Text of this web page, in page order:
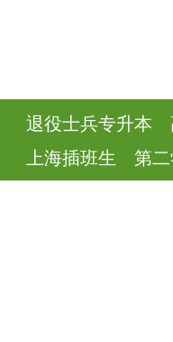
退役士兵专升本
上海插班生
第